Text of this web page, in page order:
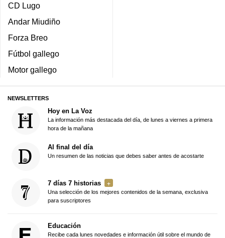
CD Lugo
Andar Miudiño
Forza Breo
Fútbol gallego
Motor gallego
NEWSLETTERS
Hoy en La Voz
La información más destacada del día, de lunes a viernes a primera
hora de la mañana
Al final del día
Un resumen de las noticias que debes saber antes de acostarte
7 días 7 historias
Una selección de los mejores contenidos de la semana, exclusiva
para suscriptores
Educación
Recibe cada lunes novedades e información útil sobre el mundo de